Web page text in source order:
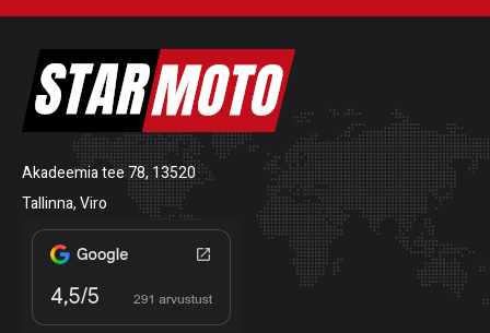
Akadeemia tee 78, 13520
Tallinna, Viro